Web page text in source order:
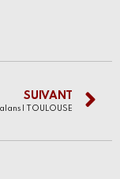
SUIVANT
| TOULOUSE